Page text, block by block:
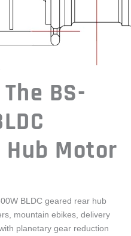
BS-
Hub Motor
BLDC geared rear hub
mountain ebikes, delivery
planetary gear reduction